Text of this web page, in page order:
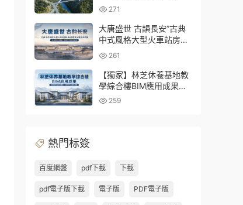
BIM模型、彙報PPT及演
示視頻）
271
大唐盛世 古韻長安”古典
中式風格大型火車站房
BIM應用及關鍵技術研發
（含全套BIM模型、彙報
PPT及演示視頻）
261
【獨家】林芝休養基地教
學綜合樓BIM應用成果
（全套資料含BIM模型、
259
熱門标簽
百度網盤 pdf下載 下載
pdf電子版下載 電子版 PDF電子版